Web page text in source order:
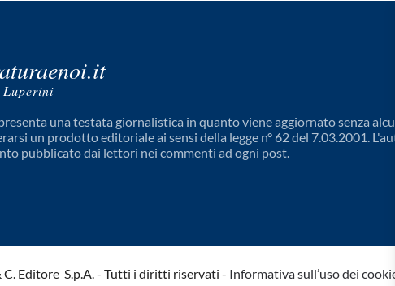
Luperini
una testata giornalistica in quanto viene aggiornato senza
un prodotto editoriale ai sensi della legge n° 62 del 7.03.2001.
pubblicato dai lettori nei commenti ad ogni post.
Editore S.p.A. - Tutti i diritti riservati - Informativa sull’uso dei